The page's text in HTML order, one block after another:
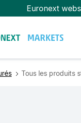
Euronext
Tous les produits